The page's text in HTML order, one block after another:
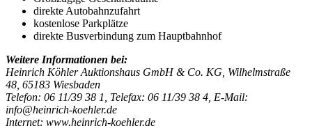
direkte Autobahnzufahrt
kostenlose Parkplätze
direkte Busverbindung zum Hauptbahnhof
Weitere Informationen bei:
Heinrich Köhler Auktionshaus GmbH & Co. KG, Wilhelmstraße
48, 65183 Wiesbaden
Telefon: 06 11/39 38 1, Telefax: 06 11/39 38 4, E-Mail:
info@heinrich-koehler.de
Internet: www.heinrich-koehler.de